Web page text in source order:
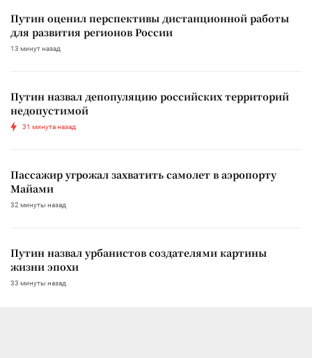
Путин оценил перспективы дистанционной работы
для развития регионов России
13 минут назад
Путин назвал депопуляцию российских территорий
недопустимой
31 минута назад
Пассажир угрожал захватить самолет в аэропорту
Майами
32 минуты назад
Путин назвал урбанистов создателями картины
жизни эпохи
33 минуты назад